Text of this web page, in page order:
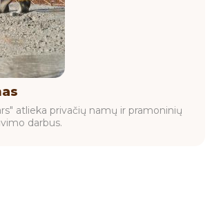
atlieka privačių namų ir pramoninių
darbus.